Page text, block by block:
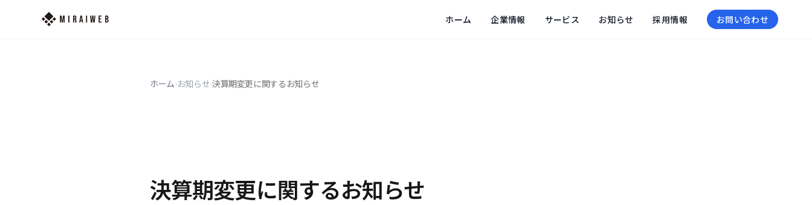
ホーム 企業情報 サービス お知らせ 採用情報 お問い合わせ
ホーム›お知らせ›決算期変更に関するお知らせ
決算期変更に関するお知らせ